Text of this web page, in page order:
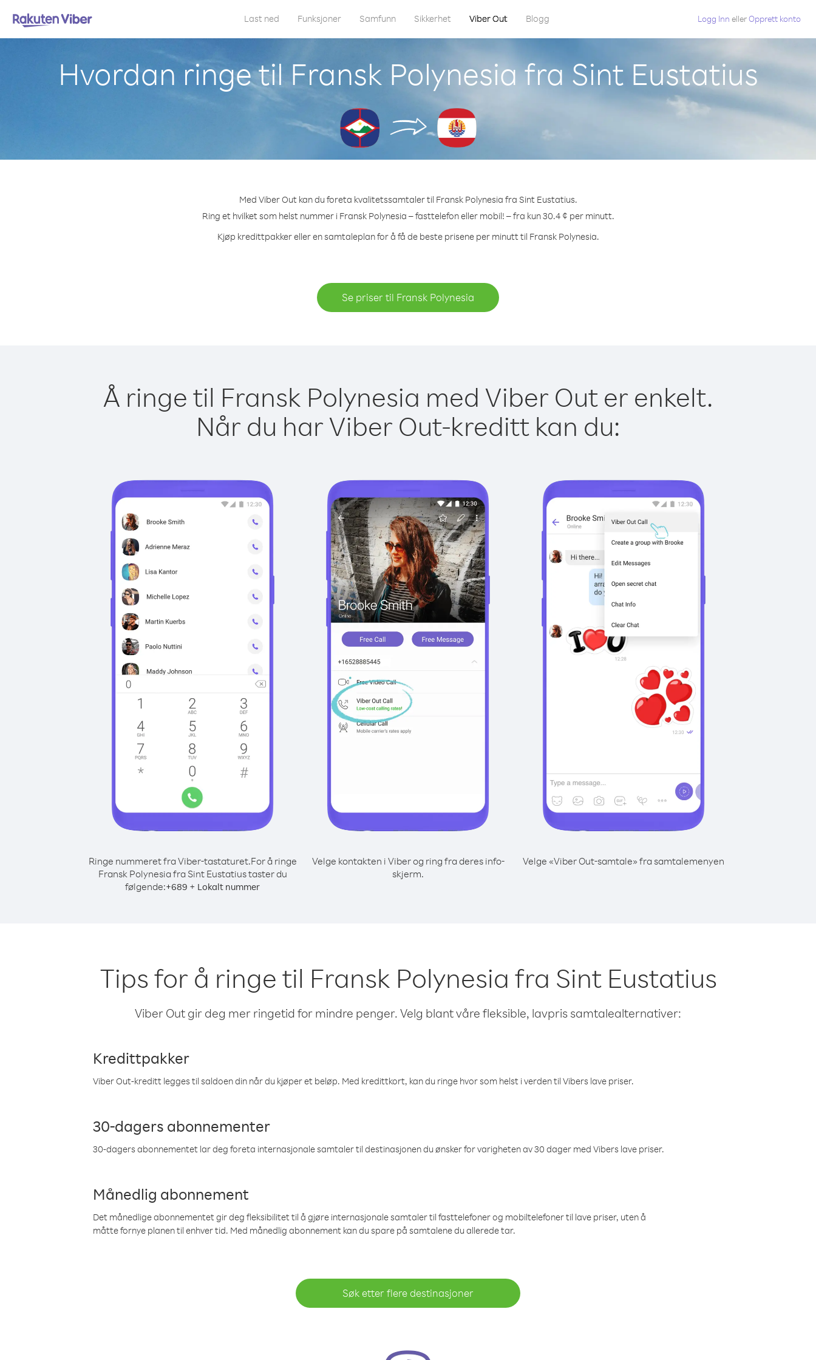
Last ned Funksjoner Samfunn Sikkerhet Viber Out Blogg Logg Inn ellerOpprett konto
Hvordan ringe til Fransk Polynesia fra Sint Eustatius
Med Viber Out kan du foreta kvalitetssamtaler til Fransk Polynesia fra Sint Eustatius.
Ring et hvilket som helst nummer i Fransk Polynesia – fasttelefon eller mobil! – fra kun 30.4 ¢ per minutt.
Kjøp kredittpakker eller en samtaleplan for å få de beste prisene per minutt til Fransk Polynesia.
Se priser til Fransk Polynesia
Å ringe til Fransk Polynesia med Viber Out er enkelt.
Når du har Viber Out-kreditt kan du:
Ringe nummeret fra Viber-tastaturet.For å ringe
Fransk Polynesia fra Sint Eustatius taster du
følgende:+689 + Lokalt nummer
Velge kontakten i Viber og ring fra deres info-
skjerm.
Velge «Viber Out-samtale» fra samtalemenyen
Tips for å ringe til Fransk Polynesia fra Sint Eustatius
Viber Out gir deg mer ringetid for mindre penger. Velg blant våre fleksible, lavpris samtalealternativer:
Kredittpakker
Viber Out-kreditt legges til saldoen din når du kjøper et beløp. Med kredittkort, kan du ringe hvor som helst i verden til Vibers lave priser.
30-dagers abonnementer
30-dagers abonnementet lar deg foreta internasjonale samtaler til destinasjonen du ønsker for varigheten av 30 dager med Vibers lave priser.
Månedlig abonnement
Det månedlige abonnementet gir deg fleksibilitet til å gjøre internasjonale samtaler til fasttelefoner og mobiltelefoner til lave priser, uten å
måtte fornye planen til enhver tid. Med månedlig abonnement kan du spare på samtalene du allerede tar.
Søk etter flere destinasjoner